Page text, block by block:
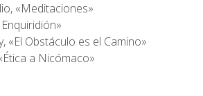
«Meditaciones»
«El Obstáculo es el Camino»
a Nicómaco»